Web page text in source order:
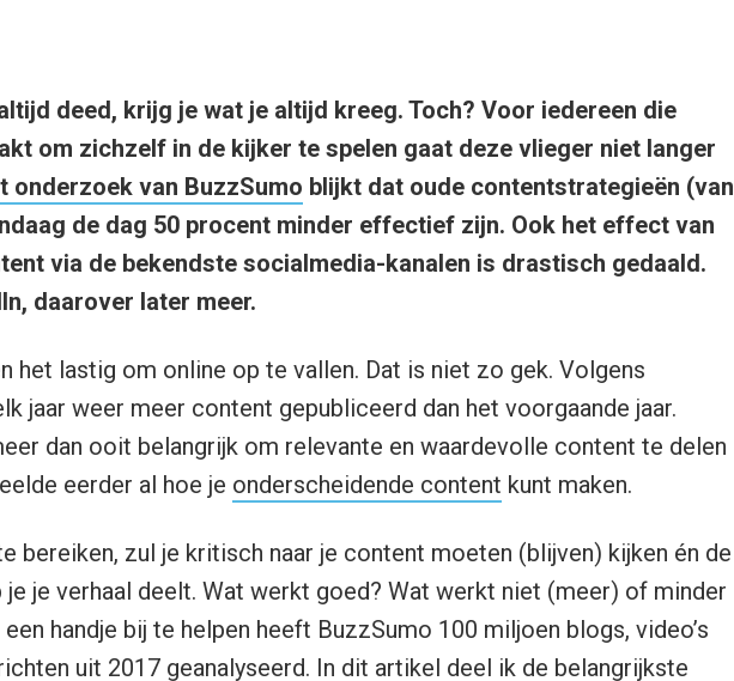
deed, krijg je wat je altijd kreeg. Toch? Voor iedereen die
om zichzelf in de kijker te spelen gaat deze vlieger niet langer
onderzoek van BuzzSumo blijkt dat oude contentstrategieën (van
de dag 50 procent minder effectief zijn. Ook het effect van
via de bekendste socialmedia-kanalen is drastisch gedaald.
daarover later meer.
het lastig om online op te vallen. Dat is niet zo gek. Volgens
jaar weer meer content gepubliceerd dan het voorgaande jaar.
dan ooit belangrijk om relevante en waardevolle content te delen
eerder al hoe je onderscheidende content kunt maken.
bereiken, zul je kritisch naar je content moeten (blijven) kijken én de
je verhaal deelt. Wat werkt goed? Wat werkt niet (meer) of minder
handje bij te helpen heeft BuzzSumo 100 miljoen blogs, video’s
uit 2017 geanalyseerd. In dit artikel deel ik de belangrijkste